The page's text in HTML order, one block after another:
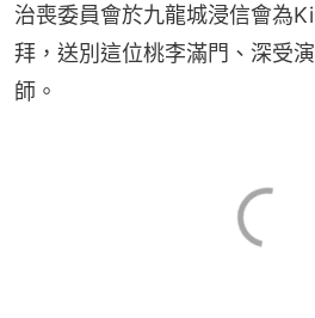
治喪委員會於九龍城浸信會為
拜，送別這位桃李滿門、深受
師。